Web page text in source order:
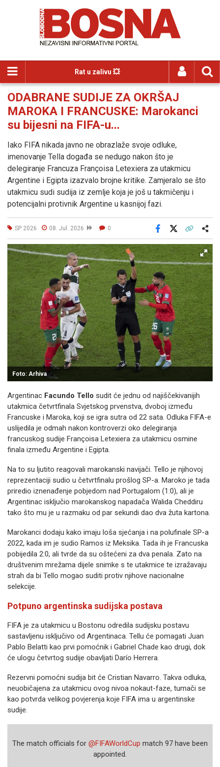
Rat u zalivu 💥
ODABRANE SUDIJE ZA OKRŠAJ
MAROKA I FRANCUSKE: Marokanci
su bijesni na FIFA-u...
Iako FIFA nikada javno ne obrazlaže svoje odluke,
imenovanje Tella događa se nedugo nakon što je
delegiranje Francuza Françoisa Letexiera za utakmicu
Argentine i Egipta izazvalo brojne kritike. Zamjeralo se što
utakmicu sudi sudija iz zemlje koja je još u takmičenju i
potencijalni protivnik Argentine u kasnijoj fazi.
SP 2026 08. Jul. 2026 0
Facebook
Foto: Arhiva
Argentinac Facundo Tello sudit će jednu od najiščekivanijih
utakmica četvrtfinala Svjetskog prvenstva, dvoboj između
Francuske i Maroka, koji se igra sutra od 22 sata. Odluka FIFA-e
uslijedila je odmah nakon kontroverzi oko delegiranja
francuskog sudije Françoisa Letexiera za utakmicu osmine
finala između Argentine i Egipta.
Na to su ljutito reagovali marokanski navijači. Tello je njihovoj
reprezentaciji sudio u četvrtfinalu prošlog SP-a. Maroko je tada
priredio iznenađenje pobjedom nad Portugalom (1:0), ali je
Argentinac isključio marokanskog napadača Walida Cheddiru
tako što mu je u razmaku od par sekundi dao dva žuta kartona.
Marokanci dodaju kako imaju loša sjećanja i na polufinale SP-a
2022, kada im je sudio Ramos iz Meksika. Tada ih je Francuska
pobijedila 2:0, ali tvrde da su oštećeni za dva penala. Zato na
društvenim mrežama dijele snimke s te utakmice te izražavaju
strah da bi Tello mogao suditi protiv njihove nacionalne
selekcije.
Potpuno argentinska sudijska postava
FIFA je za utakmicu u Bostonu odredila sudijsku postavu
sastavljenu isključivo od Argentinaca. Tellu će pomagati Juan
Pablo Belatti kao prvi pomoćnik i Gabriel Chade kao drugi, dok
će ulogu četvrtog sudije obavljati Darío Herrera.
Rezervni pomoćni sudija bit će Cristian Navarro. Takva odluka,
neuobičajena za utakmicu ovog nivoa nokaut-faze, tumači se
kao potvrda velikog povjerenja koje FIFA ima u argentinske
sudije.
The match officials for @FIFAWorldCup match 97 have been
appointed.